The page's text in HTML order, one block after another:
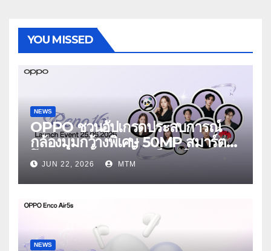
YOU MISSED
NEWS
OPPO ชวนอัปเกรดประสบการณ์
กล้องมุมกว้างพิเศษ 50MP สมาร์ต
โฟนเพื่อนซี้ เทรนดี้ทุกช็อต ใน
งาน OPPO Reno16 Series 5G
Launch Event 25 มิถุนายนนี้
JUN 22, 2026 MTM
NEWS